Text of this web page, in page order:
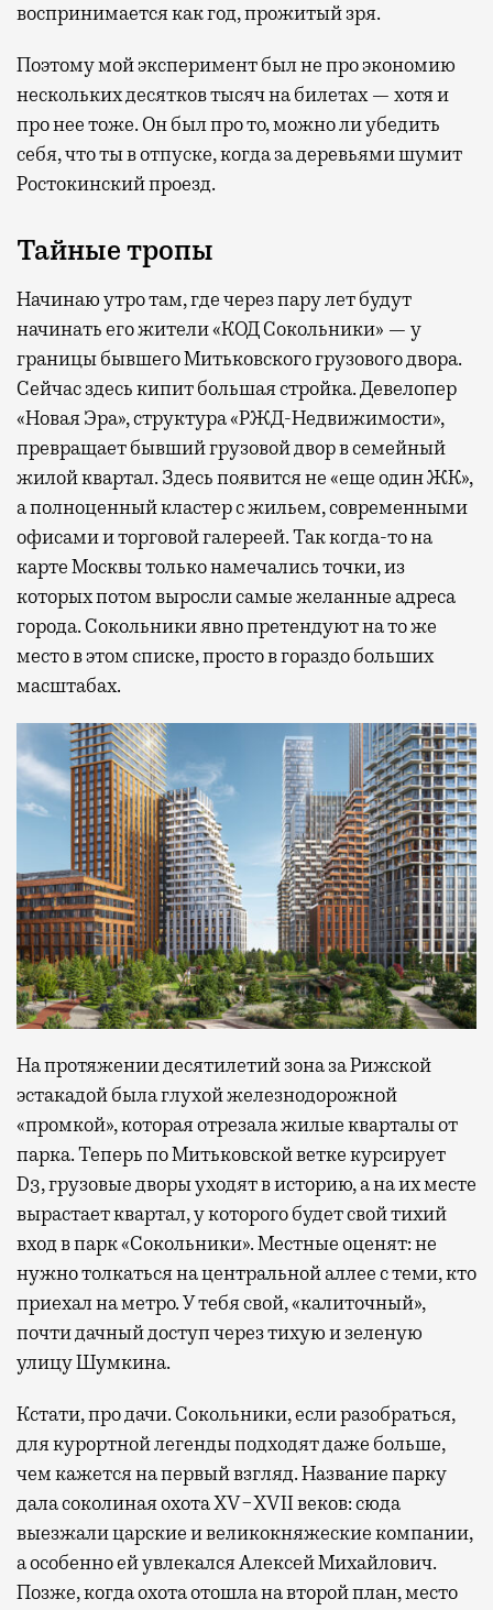
воспринимается как год, прожитый зря.
Поэтому мой эксперимент был не про экономию
нескольких десятков тысяч на билетах — хотя и
про нее тоже. Он был про то, можно ли убедить
себя, что ты в отпуске, когда за деревьями шумит
Ростокинский проезд.
Тайные тропы
Начинаю утро там, где через пару лет будут
начинать его жители «КОД Сокольники» — у
границы бывшего Митьковского грузового двора.
Сейчас здесь кипит большая стройка. Девелопер
«Новая Эра», структура «РЖД-Недвижимости»,
превращает бывший грузовой двор в семейный
жилой квартал. Здесь появится не «еще один ЖК»,
а полноценный кластер с жильем, современными
офисами и торговой галереей. Так когда-то на
карте Москвы только намечались точки, из
которых потом выросли самые желанные адреса
города. Сокольники явно претендуют на то же
место в этом списке, просто в гораздо больших
масштабах.
На протяжении десятилетий зона за Рижской
эстакадой была глухой железнодорожной
«промкой», которая отрезала жилые кварталы от
парка. Теперь по Митьковской ветке курсирует
D3, грузовые дворы уходят в историю, а на их месте
вырастает квартал, у которого будет свой тихий
вход в парк «Сокольники». Местные оценят: не
нужно толкаться на центральной аллее с теми, кто
приехал на метро. У тебя свой, «калиточный»,
почти дачный доступ через тихую и зеленую
улицу Шумкина.
Кстати, про дачи. Сокольники, если разобраться,
для курортной легенды подходят даже больше,
чем кажется на первый взгляд. Название парку
дала соколиная охота XV−XVII веков: сюда
выезжали царские и великокняжеские компании,
а особенно ей увлекался Алексей Михайлович.
Позже, когда охота отошла на второй план, место